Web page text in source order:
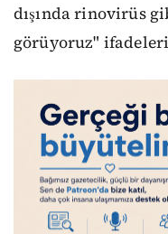
dışında rinovirüs
görüyoruz"